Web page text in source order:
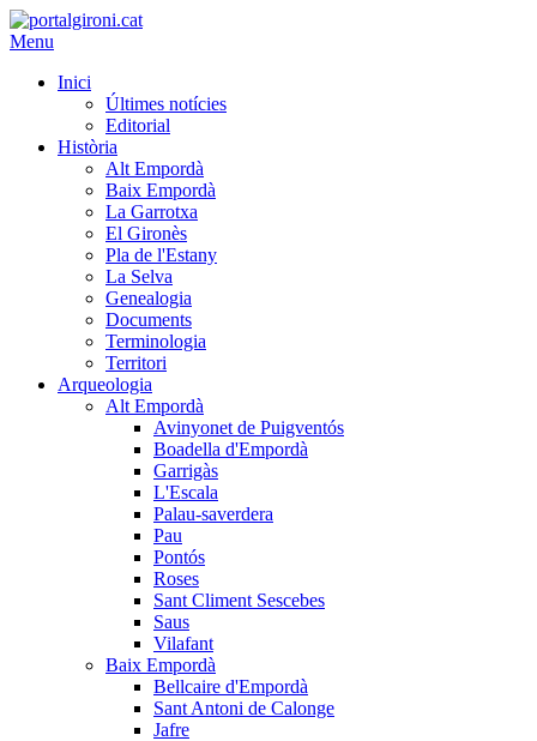
Menu
Inici
Últimes notícies
Editorial
Història
Alt Empordà
Baix Empordà
La Garrotxa
El Gironès
Pla de l'Estany
La Selva
Genealogia
Documents
Terminologia
Territori
Arqueologia
Alt Empordà
Avinyonet de Puigventós
Boadella d'Empordà
Garrigàs
L'Escala
Palau-saverdera
Pau
Pontós
Roses
Sant Climent Sescebes
Saus
Vilafant
Baix Empordà
Bellcaire d'Empordà
Sant Antoni de Calonge
Jafre